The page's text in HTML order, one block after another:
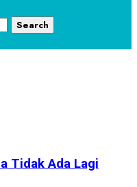
Tidak Ada Lagi